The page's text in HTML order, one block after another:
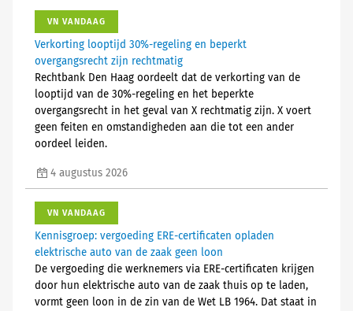
VN VANDAAG
Verkorting looptijd 30%-regeling en beperkt
overgangsrecht zijn rechtmatig
Rechtbank Den Haag oordeelt dat de verkorting van de
looptijd van de 30%-regeling en het beperkte
overgangsrecht in het geval van X rechtmatig zijn. X voert
geen feiten en omstandigheden aan die tot een ander
oordeel leiden.
4 augustus 2026
VN VANDAAG
Kennisgroep: vergoeding ERE-certificaten opladen
elektrische auto van de zaak geen loon
De vergoeding die werknemers via ERE-certificaten krijgen
door hun elektrische auto van de zaak thuis op te laden,
vormt geen loon in de zin van de Wet LB 1964. Dat staat in